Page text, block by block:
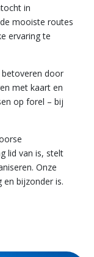
in
mooiste routes
ervaring te
betoveren door
met kaart en
op forel – bij
lid van is, stelt
Onze
bijzonder is.